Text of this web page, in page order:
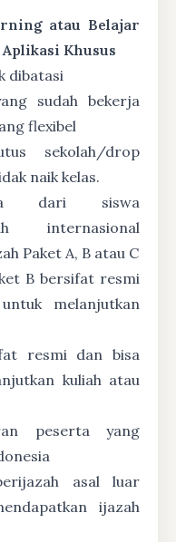
atau Belajar
Khusus
dibatasi
sudah bekerja
flexibel
sekolah/drop
naik kelas.
dari siswa
internasional
Paket A, B atau C
B bersifat resmi
melanjutkan
resmi dan bisa
kuliah atau
peserta yang
asal luar
ijazah